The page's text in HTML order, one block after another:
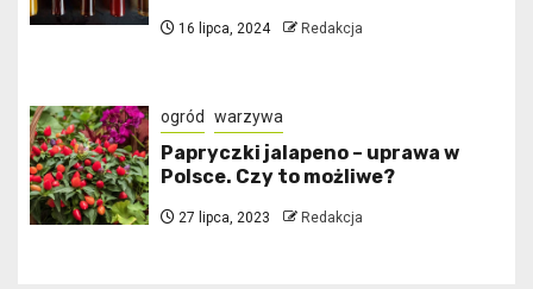
16 lipca, 2024 Redakcja
ogród warzywa
Papryczki jalapeno – uprawa w
Polsce. Czy to możliwe?
27 lipca, 2023 Redakcja